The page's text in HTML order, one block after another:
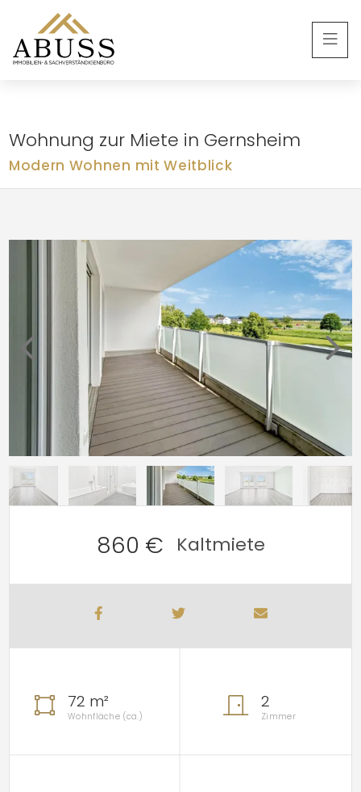
Wohnung zur Miete in Gernsheim
Modern Wohnen mit Weitblick
860 € Kaltmiete
72 m²
Wohnfläche (ca.)
2
Zimmer